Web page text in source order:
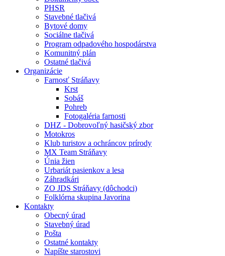
PHSR
Stavebné tlačivá
Bytové domy
Sociálne tlačivá
Program odpadového hospodárstva
Komunitný plán
Ostatné tlačivá
Organizácie
Farnosť Stráňavy
Krst
Sobáš
Pohreb
Fotogaléria farnosti
DHZ - Dobrovoľný hasičský zbor
Motokros
Klub turistov a ochráncov prírody
MX Team Stráňavy
Únia žien
Urbariát pasienkov a lesa
Záhradkári
ZO JDS Stráňavy (dôchodci)
Folklórna skupina Javorina
Kontakty
Obecný úrad
Stavebný úrad
Pošta
Ostatné kontakty
Napíšte starostovi